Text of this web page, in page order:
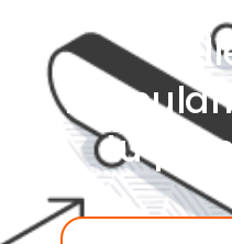
tu